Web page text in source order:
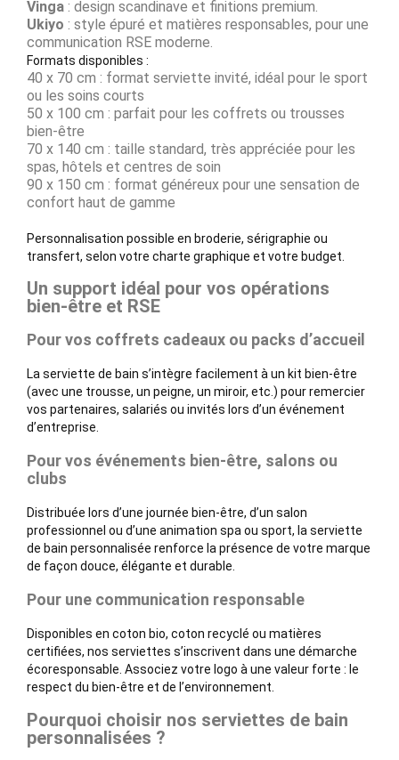
Vinga : design scandinave et finitions premium.
Ukiyo : style épuré et matières responsables, pour une
communication RSE moderne.
Formats disponibles :
40 x 70 cm : format serviette invité, idéal pour le sport
ou les soins courts
50 x 100 cm : parfait pour les coffrets ou trousses
bien-être
70 x 140 cm : taille standard, très appréciée pour les
spas, hôtels et centres de soin
90 x 150 cm : format généreux pour une sensation de
confort haut de gamme
Personnalisation possible en broderie, sérigraphie ou
transfert, selon votre charte graphique et votre budget.
Un support idéal pour vos opérations
bien-être et RSE
Pour vos coffrets cadeaux ou packs d’accueil
La serviette de bain s’intègre facilement à un kit bien-être
(avec une trousse, un peigne, un miroir, etc.) pour remercier
vos partenaires, salariés ou invités lors d’un événement
d’entreprise.
Pour vos événements bien-être, salons ou
clubs
Distribuée lors d’une journée bien-être, d’un salon
professionnel ou d’une animation spa ou sport, la serviette
de bain personnalisée renforce la présence de votre marque
de façon douce, élégante et durable.
Pour une communication responsable
Disponibles en coton bio, coton recyclé ou matières
certifiées, nos serviettes s’inscrivent dans une démarche
écoresponsable. Associez votre logo à une valeur forte : le
respect du bien-être et de l’environnement.
Pourquoi choisir nos serviettes de bain
personnalisées ?